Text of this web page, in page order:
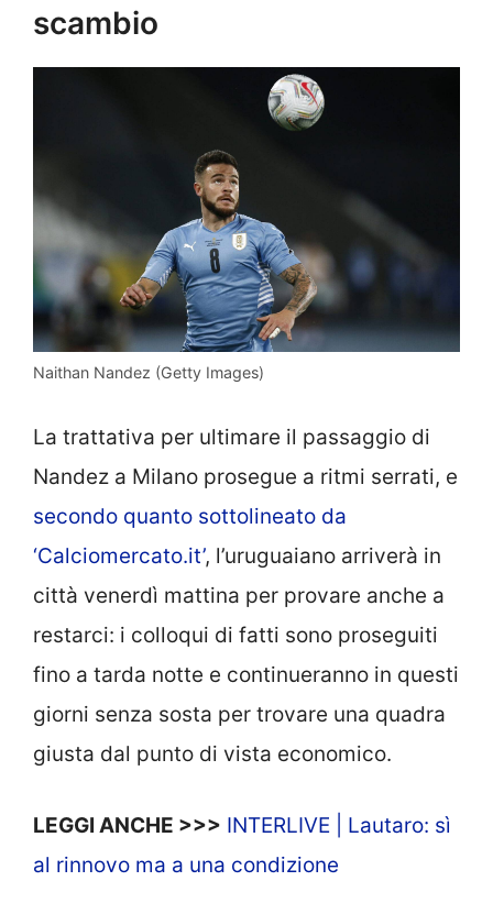
scambio
Naithan Nandez (Getty Images)
La trattativa per ultimare il passaggio di
Nandez a Milano prosegue a ritmi serrati, e
secondo quanto sottolineato da
‘Calciomercato.it’, l’uruguaiano arriverà in
città venerdì mattina per provare anche a
restarci: i colloqui di fatti sono proseguiti
fino a tarda notte e continueranno in questi
giorni senza sosta per trovare una quadra
giusta dal punto di vista economico.
LEGGI ANCHE >>> INTERLIVE | Lautaro: sì
al rinnovo ma a una condizione